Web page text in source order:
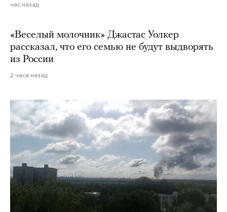
час назад
«Веселый молочник» Джастас Уолкер
рассказал, что его семью не будут выдворять
из России
2 часа назад